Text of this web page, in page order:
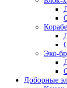
Эко-
Доборные